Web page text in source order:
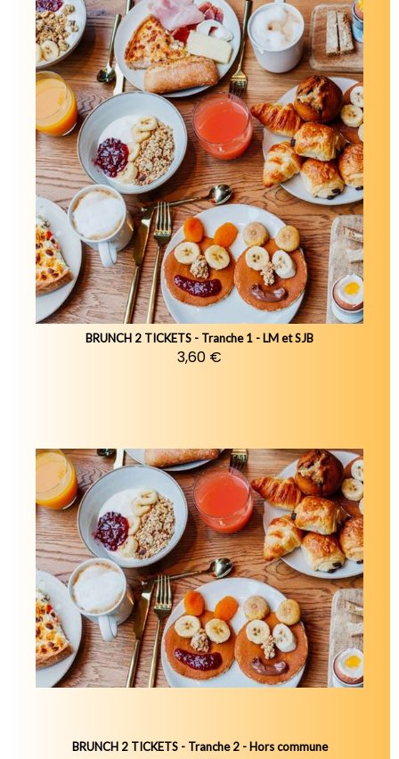
BRUNCH 2 TICKETS - Tranche 1 - LM et SJB
3,60 €
BRUNCH 2 TICKETS - Tranche 2 - Hors commune